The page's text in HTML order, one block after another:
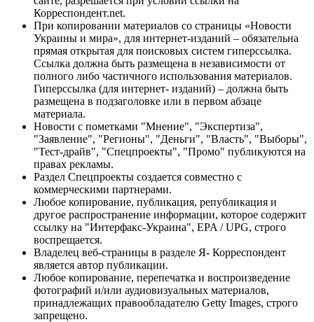
Корреспондент.net.
При копировании материалов со страницы «Новости
Украины и мира», для интернет-изданий – обязательна
прямая открытая для поисковых систем гиперссылка.
Ссылка должна быть размещена в независимости от
полного либо частичного использования материалов.
Гиперссылка (для интернет- изданий) – должна быть
размещена в подзаголовке или в первом абзаце
материала.
Новости с пометками "Мнение", "Экспертиза",
"Заявление", "Регионы", "Деньги", "Власть", "Выборы",
"Тест-драйв", "Спецпроекты", "Промо" публикуются на
правах рекламы.
Раздел Спецпроекты создается совместно с
коммерческими партнерами.
Любое копирование, публикация, републикация и
другое распространение информации, которое содержит
ссылку на "Интерфакс-Украина", EPA / UPG, строго
воспрещается.
Владелец веб-страницы в разделе Я- Корреспондент
является автор публикации.
Любое копирование, перепечатка и воспроизведение
фотографий и/или аудиовизуальных материалов,
принадлежащих правообладателю Getty Images, строго
запрещено.